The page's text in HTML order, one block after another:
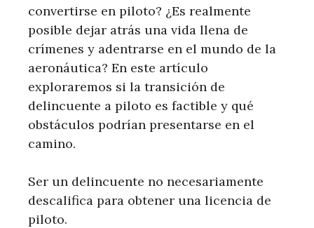
convertirse en piloto? ¿Es realmente
posible dejar atrás una vida llena de
crímenes y adentrarse en el mundo de la
aeronáutica? En este artículo
exploraremos si la transición de
delincuente a piloto es factible y qué
obstáculos podrían presentarse en el
camino.
Ser un delincuente no necesariamente
descalifica para obtener una licencia de
piloto.